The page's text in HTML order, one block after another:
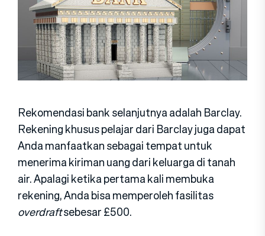
Rekomendasi bank selanjutnya adalah Barclay.
Rekening khusus pelajar dari Barclay juga dapat
Anda manfaatkan sebagai tempat untuk
menerima kiriman uang dari keluarga di tanah
air. Apalagi ketika pertama kali membuka
rekening, Anda bisa memperoleh fasilitas
overdraftsebesar £500.